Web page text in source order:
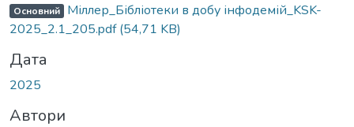
Основний Міллер_Бібліотеки в добу інфодемій_KSK-
2025_2.1_205.pdf(54,71 KB)
Дата
2025
Автори